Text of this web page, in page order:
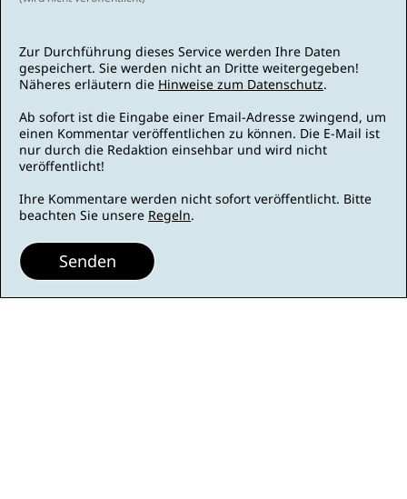
Zur Durchführung dieses Service werden Ihre Daten
gespeichert. Sie werden nicht an Dritte weitergegeben!
Näheres erläutern die Hinweise zum Datenschutz.
Ab sofort ist die Eingabe einer Email-Adresse zwingend, um
einen Kommentar veröffentlichen zu können. Die E-Mail ist
nur durch die Redaktion einsehbar und wird nicht
veröffentlicht!
Ihre Kommentare werden nicht sofort veröffentlicht. Bitte
beachten Sie unsere Regeln.
Senden